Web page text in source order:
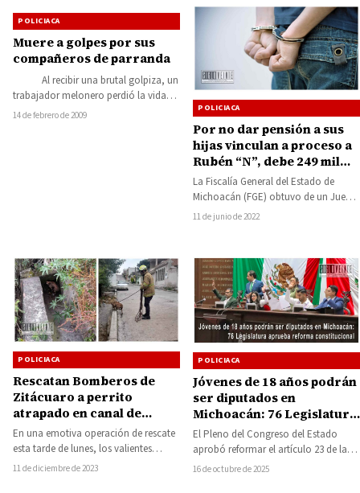
POLICIACA
Muere a golpes por sus
compañeros de parranda
Al recibir una brutal golpiza, un
trabajador melonero perdió la vida
cuando recibía atención médica en
14 de febrero de 2009
POLICIACA
Por no dar pensión a sus
hijas vinculan a proceso a
Rubén “N”, debe 249 mil
pesos
La Fiscalía General del Estado de
Michoacán (FGE) obtuvo de un Juez
de Control vinculación a proceso
11 de junio de 2022
POLICIACA
Rescatan Bomberos de
Zitácuaro a perrito
atrapado en canal de
aguas pluviales
En una emotiva operación de rescate
esta tarde de lunes, los valientes
elementos de Bomberos de Zitácuaro
11 de diciembre de 2023
POLICIACA
Jóvenes de 18 años podrán
ser diputados en
Michoacán: 76 Legislatura
aprueba reforma
constitucional
El Pleno del Congreso del Estado
aprobó reformar el artículo 23 de la
Constitución Política de Michoacán,
16 de octubre de 2025